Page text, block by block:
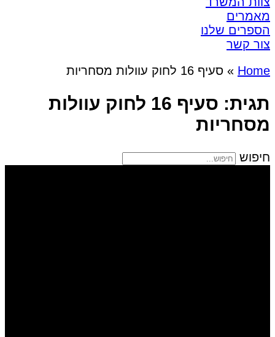
מאמרים
הספרים שלנו
צור קשר
Home
» סעיף 16 לחוק עוולות מסחריות
תגית: סעיף 16 לחוק עוולות
מסחריות
חיפוש